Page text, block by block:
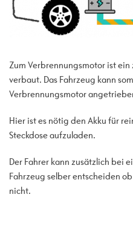
Zum Verbrennungsmotor ist
verbaut. Das Fahrzeug kann
Verbrennungsmotor
Hier ist es nötig den Akku für
Steckdose aufzuladen.
Der Fahrer kann zusätzlich bei
Fahrzeug selber entscheiden
nicht.